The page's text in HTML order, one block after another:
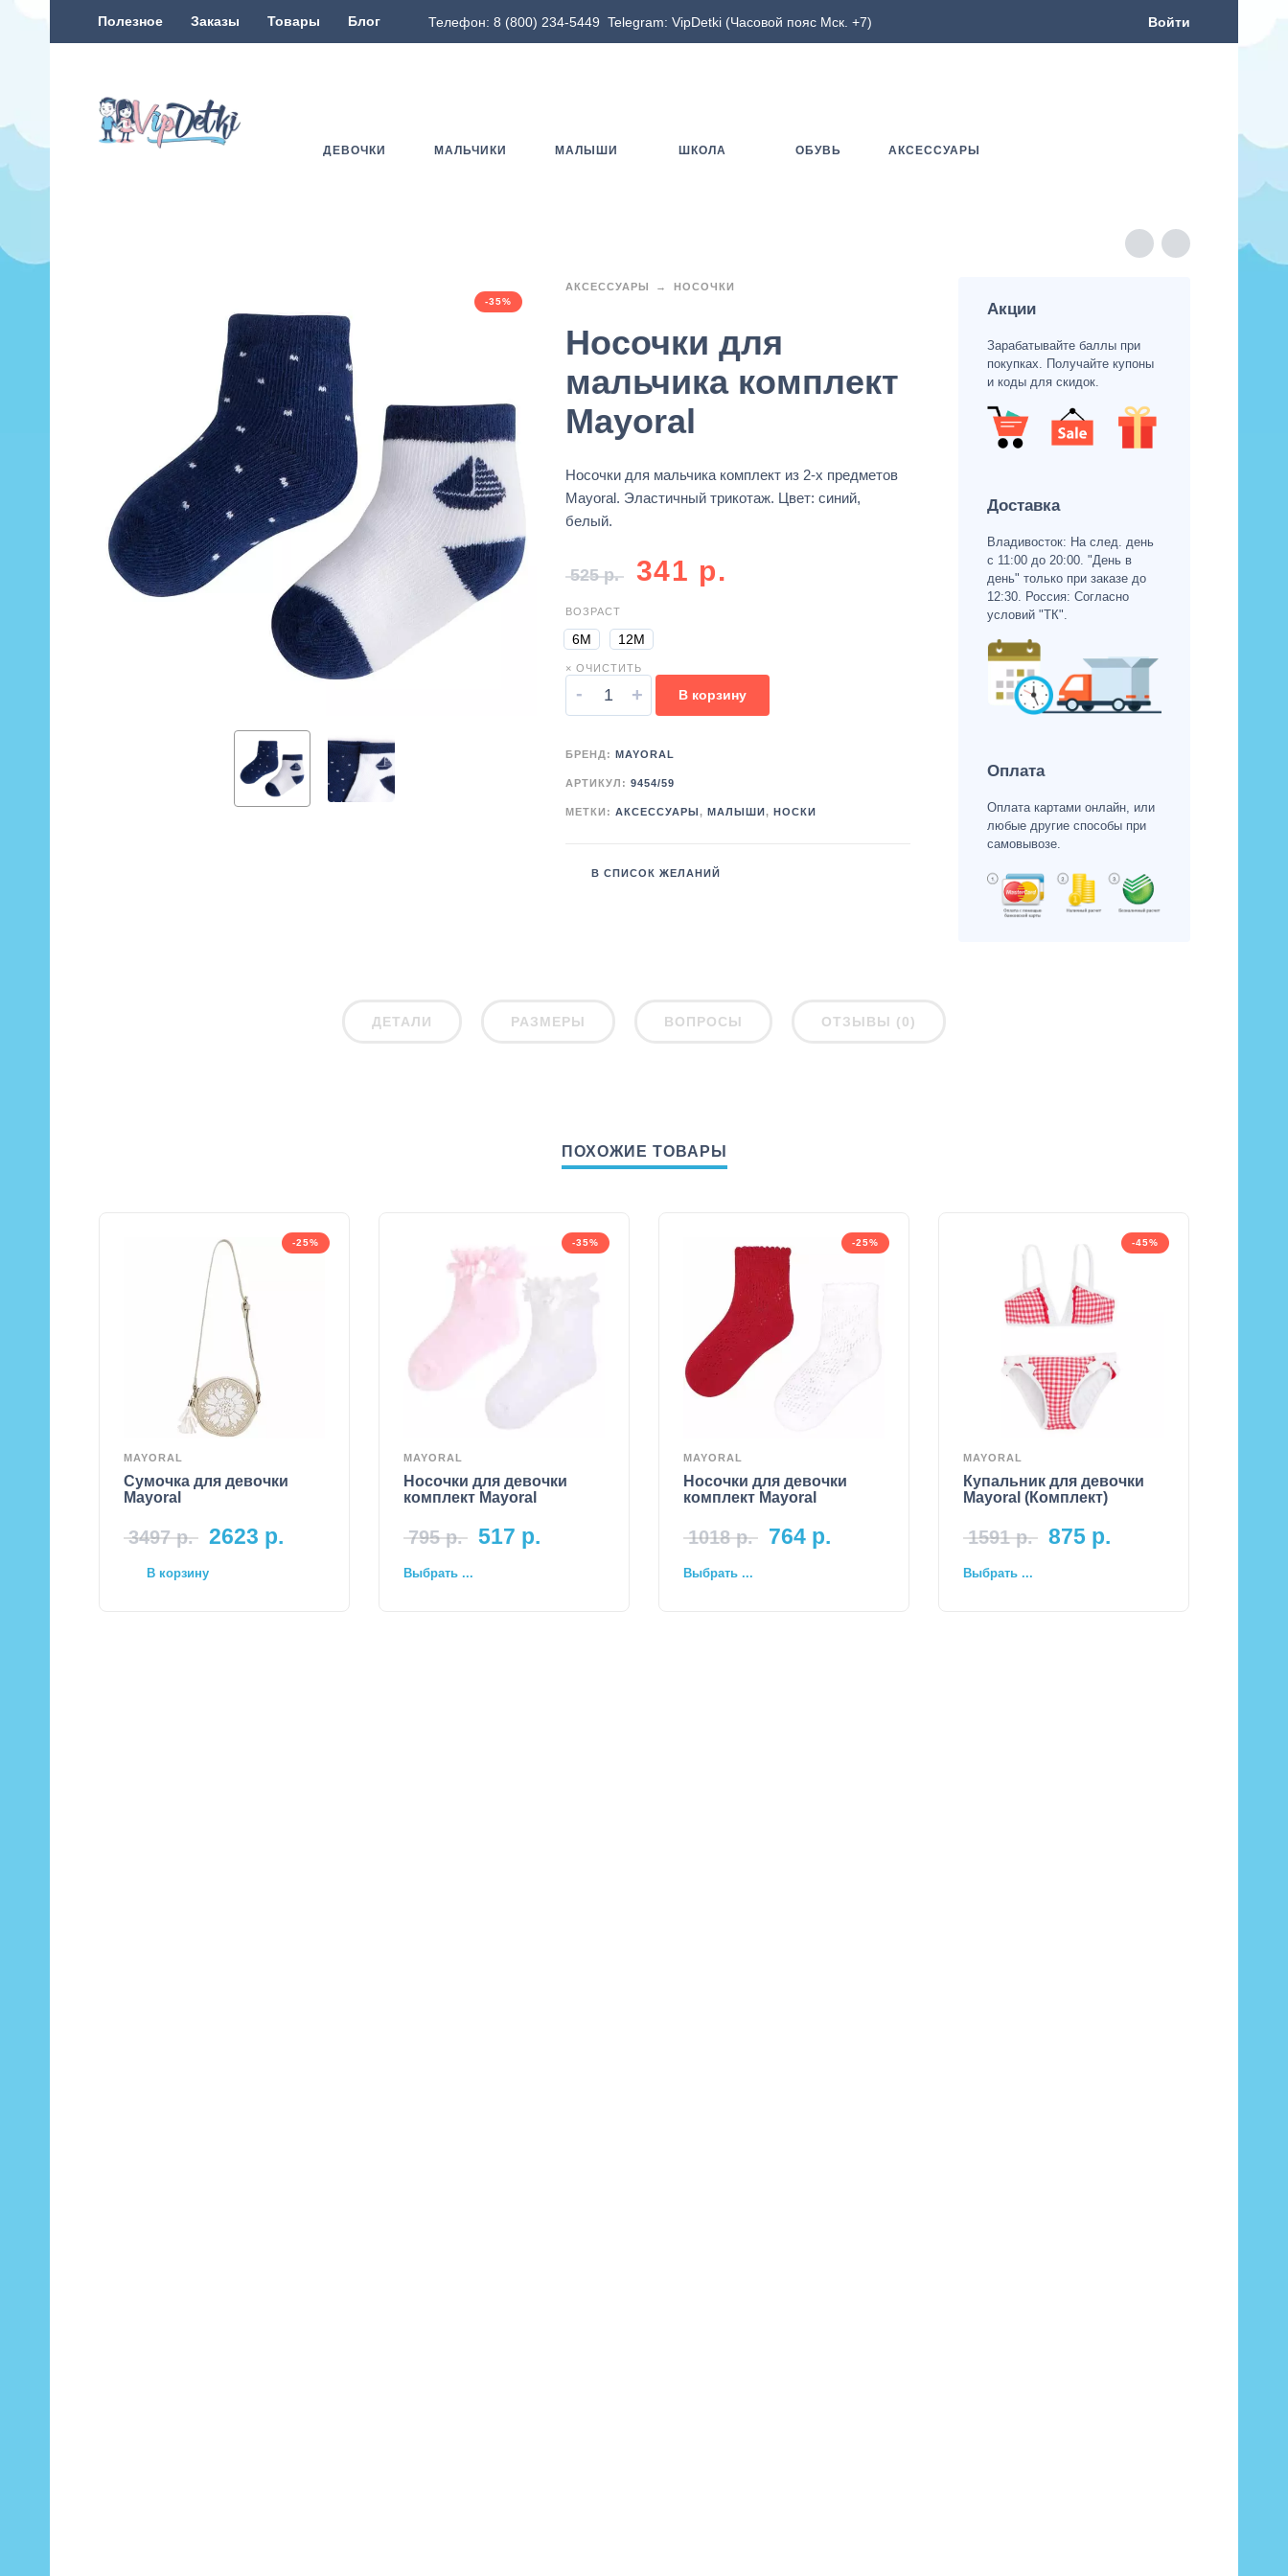
Полезное Заказы Товары Блог Телефон: 8 (800) 234-5449 Telegram: VipDetki (Часовой пояс Мск. +7) Войти
ДЕВОЧКИ МАЛЬЧИКИ МАЛЫШИ ШКОЛА ОБУВЬ АКСЕССУАРЫ
-35%
АКСЕССУАРЫ НОСОЧКИ
Носочки для
мальчика комплект
Mayoral
Носочки для мальчика комплект из 2-х предметов
Mayoral. Эластичный трикотаж. Цвет: синий,
белый.
525р. 341 р.
ВОЗРАСТ
6М 12М
× ОЧИСТИТЬ
- + В корзину
БРЕНД: MAYORAL
АРТИКУЛ: 9454/59
МЕТКИ: АКСЕССУАРЫ , МАЛЫШИ , НОСКИ
В СПИСОК ЖЕЛАНИЙ
Акции
Зарабатывайте баллы при
покупках. Получайте купоны
и коды для скидок.
Доставка
Владивосток: На след. день
с 11:00 до 20:00. "День в
день" только при заказе до
12:30. Россия: Согласно
условий "ТК".
Оплата
Оплата картами онлайн, или
любые другие способы при
самовывозе.
ДЕТАЛИ РАЗМЕРЫ ВОПРОСЫ ОТЗЫВЫ (0)
ПОХОЖИЕ ТОВАРЫ
-25%
MAYORAL
Сумочка для девочки
Mayoral
3497р. 2623 р.
В корзину
-35%
MAYORAL
Носочки для девочки
комплект Mayoral
795р. 517 р.
Выбрать ...
-25%
MAYORAL
Носочки для девочки
комплект Mayoral
1018р. 764 р.
Выбрать ...
-45%
MAYORAL
Купальник для девочки
Mayoral (Комплект)
1591р. 875 р.
Выбрать ...